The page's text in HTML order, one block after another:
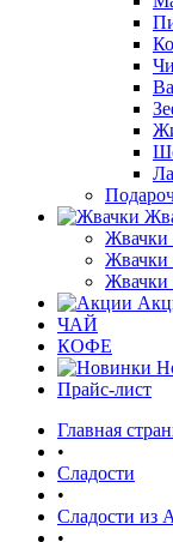
Жвачки
Жвачки
ЧАЙ
КОФЕ
Прайс-лист
Главная
•
Сладости
•
Сладости из
•